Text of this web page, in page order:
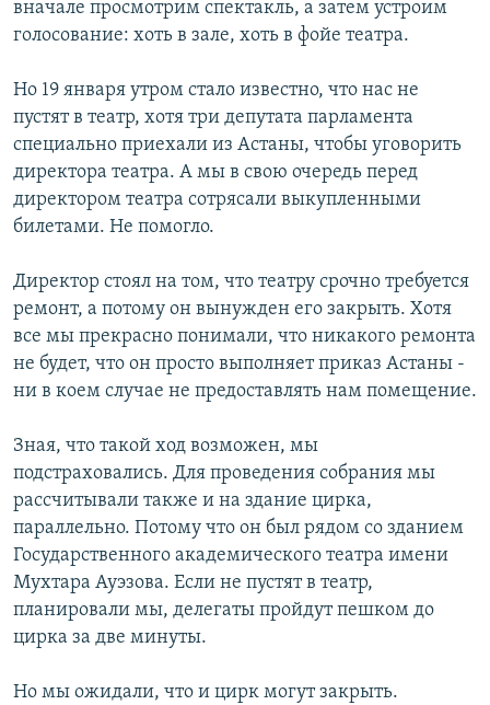
вначале просмотрим спектакль, а затем устроим
голосование: хоть в зале, хоть в фойе театра.
Но 19 января утром стало известно, что нас не
пустят в театр, хотя три депутата парламента
специально приехали из Астаны, чтобы уговорить
директора театра. А мы в свою очередь перед
директором театра сотрясали выкупленными
билетами. Не помогло.
Директор стоял на том, что театру срочно требуется
ремонт, а потому он вынужден его закрыть. Хотя
все мы прекрасно понимали, что никакого ремонта
не будет, что он просто выполняет приказ Астаны -
ни в коем случае не предоставлять нам помещение.
Зная, что такой ход возможен, мы
подстраховались. Для проведения собрания мы
рассчитывали также и на здание цирка,
параллельно. Потому что он был рядом со зданием
Государственного академического театра имени
Мухтара Ауэзова. Если не пустят в театр,
планировали мы, делегаты пройдут пешком до
цирка за две минуты.
Но мы ожидали, что и цирк могут закрыть.